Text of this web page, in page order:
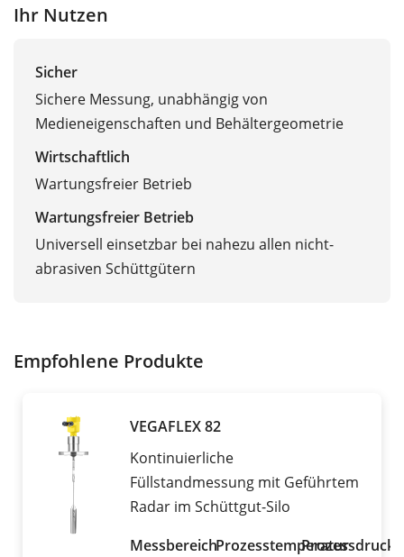
Ihr Nutzen
Sicher
Sichere Messung, unabhängig von
Medieneigenschaften und Behältergeometrie
Wirtschaftlich
Wartungsfreier Betrieb
Wartungsfreier Betrieb
Universell einsetzbar bei nahezu allen nicht-
abrasiven Schüttgütern
Empfohlene Produkte
VEGAFLEX 82
Kontinuierliche
Füllstandmessung mit Geführtem
Radar im Schüttgut-Silo
MessbereichProzesstemperatur
Prozessdruck